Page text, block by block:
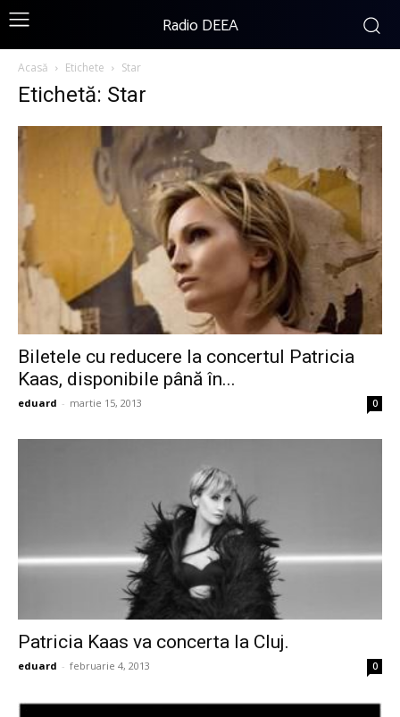
Radio DEEA
Acasă Etichete Star
Etichetă: Star
Biletele cu reducere la concertul Patricia
Kaas, disponibile până în...
eduard - martie 15, 2013 0
Patricia Kaas va concerta la Cluj.
eduard - februarie 4, 2013 0